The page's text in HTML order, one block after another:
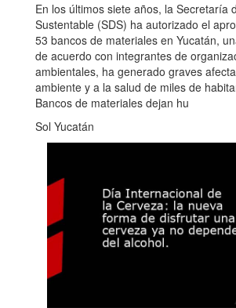
En los últimos siete años, la Secretaría
Sustentable (SDS) ha autorizado el
53 bancos de materiales en Yucatán,
de acuerdo con integrantes de
ambientales, ha generado graves
ambiente y a la salud de miles de
Bancos de materiales dejan hu
Sol Yucatán